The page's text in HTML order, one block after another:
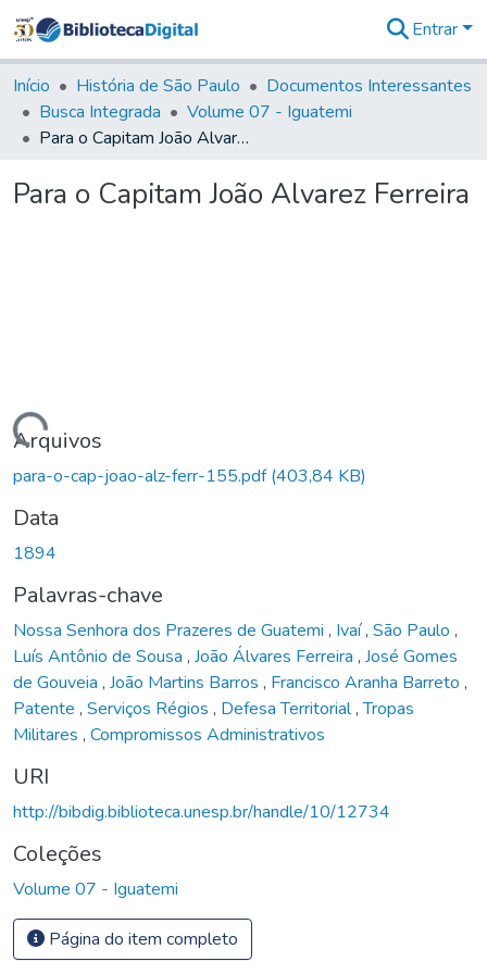
&
Coleções
Tudo na
Biblioteca
Estatísticas
Entrar
Início História de São Paulo
Documentos Interessantes
Busca Integrada
Volume 07 - Iguatemi
Para o Capitam João Alvarez Ferreira
Para o Capitam João Alvarez Ferreira
Carregando...
Arquivos
para-o-cap-joao-alz-ferr-155.pdf(403,84 KB)
Data
1894
Palavras-chave
Nossa Senhora dos Prazeres de Guatemi , Ivaí, São Paulo ,
Luís Antônio de Sousa , João Álvares Ferreira , José Gomes
de Gouveia , João Martins Barros , Francisco Aranha Barreto ,
Patente , Serviços Régios , Defesa Territorial,Tropas
Militares , Compromissos Administrativos
URI
http://bibdig.biblioteca.unesp.br/handle/10/12734
Coleções
Volume 07 - Iguatemi
Página do item completo